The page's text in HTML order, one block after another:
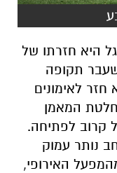
היא חזרתו של
תקופה
לאימונים
המאמן
קרוב לפתיחה.
נותר עמוק
האירופי,